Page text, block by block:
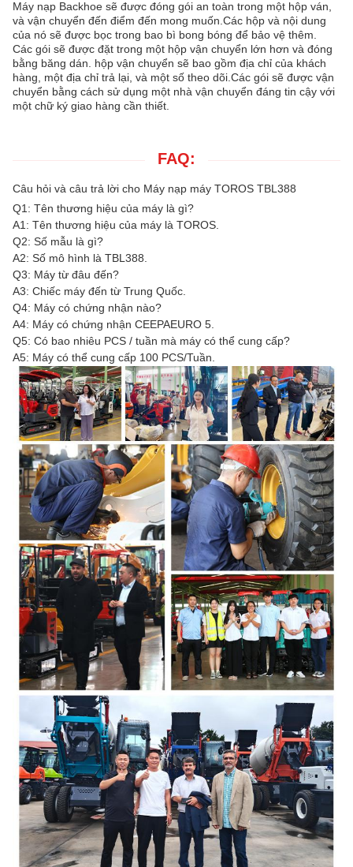
Máy nạp Backhoe sẽ được đóng gói an toàn trong một hộp ván,
và vận chuyển đến điểm đến mong muốn.Các hộp và nội dung
của nó sẽ được bọc trong bao bì bong bóng để bảo vệ thêm.
Các gói sẽ được đặt trong một hộp vận chuyển lớn hơn và đóng
bằng băng dán. hộp vận chuyển sẽ bao gồm địa chỉ của khách
hàng, một địa chỉ trả lại, và một số theo dõi.Các gói sẽ được vận
chuyển bằng cách sử dụng một nhà vận chuyển đáng tin cậy với
một chữ ký giao hàng cần thiết.
FAQ:
Câu hỏi và câu trả lời cho Máy nạp máy TOROS TBL388
Q1: Tên thương hiệu của máy là gì?
A1: Tên thương hiệu của máy là TOROS.
Q2: Số mẫu là gì?
A2: Số mô hình là TBL388.
Q3: Máy từ đâu đến?
A3: Chiếc máy đến từ Trung Quốc.
Q4: Máy có chứng nhận nào?
A4: Máy có chứng nhận CEEPAEURO 5.
Q5: Có bao nhiêu PCS / tuần mà máy có thể cung cấp?
A5: Máy có thể cung cấp 100 PCS/Tuần.